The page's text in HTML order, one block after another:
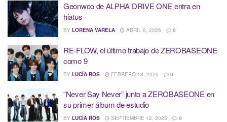
Geonwoo de ALPHA DRIVE ONE entra en
hiatus
BY LORENA VARELA ABRIL 8, 2026 0
RE-FLOW, el último trabajo de ZEROBASEONE
como 9
BY LUCÍA ROS FEBRERO 18, 2026 0
“Never Say Never” junto a ZEROBASEONE en
su primer álbum de estudio
BY LUCÍA ROS SEPTIEMBRE 12, 2025 0